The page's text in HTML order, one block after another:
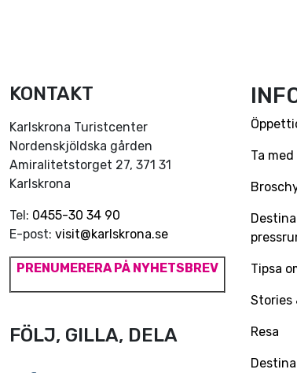
KONTAKT
Karlskrona Turistcenter
Nordenskjöldska gården
Amiralitetstorget 27, 371 31
Karlskrona
Tel: 0455-30 34 90
E-post: visit@karlskrona.se
PRENUMERERA PÅ NYHETSBREV
FÖLJ, GILLA, DELA
Ta
Tipsa
Stories
Resa